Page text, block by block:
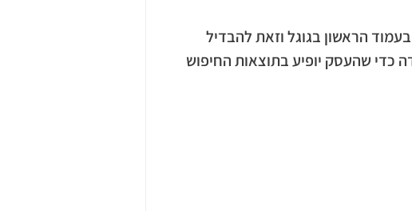
הראשון בגוגל וזאת להבדיל
כדי שהעסק יופיע בתוצאות החיפוש